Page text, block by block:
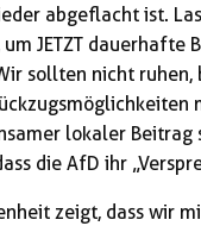
abgeflacht ist.
JETZT dauerhafte
sollten nicht ruhen,
lokaler Beitrag
die AfD ihr
zeigt, dass wir